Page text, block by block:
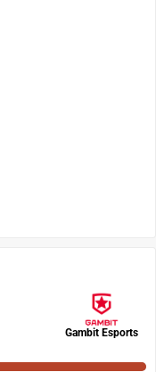
Gambit Esports